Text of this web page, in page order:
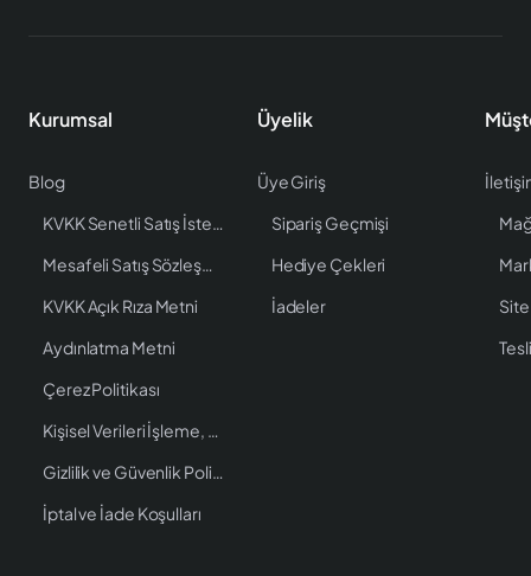
Kurumsal
Blog
KVKK Senetli Satış İstenen Bilgiler
Mesafeli Satış Sözleşmesi
KVKK Açık Rıza Metni
Aydınlatma Metni
Çerez Politikası
Kişisel Verileri İşleme, Saklama ve İmha Politikası
Gizlilik ve Güvenlik Politikası
İptal ve İade Koşulları
Üyelik
Üye Giriş
Sipariş Geçmişi
Hediye Çekleri
İadeler
Site